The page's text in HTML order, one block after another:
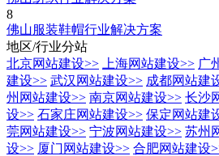
8
佛山服装鞋帽行业解决方案
地区/行业分站
北京网站建设>> 上海网站建设>> 广
建设>> 武汉网站建设>> 成都网站建
州网站建设>> 南京网站建设>> 长沙
设>> 石家庄网站建设>> 保定网站建
莞网站建设>> 宁波网站建设>> 苏州
设>> 厦门网站建设>> 合肥网站建设